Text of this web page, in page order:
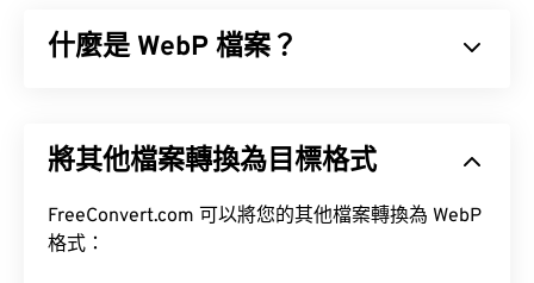
檔案體積相對較小，非常適合透過網路傳輸和在網站
80%！
如果您需要更高的壓縮率，可以將JPG 轉換為
WebP，WebP 是一種更新、更易壓縮的檔案格式。
什麼是 WebP 檔案？
圖片比JPEG (JPG)和便攜式網路圖形 (PNG)
檔案小
應用程式上載入速度很快。
將其他檔案轉換為目標格式
FreeConvert.com 可以將您的其他檔案轉換為 WebP
格式：